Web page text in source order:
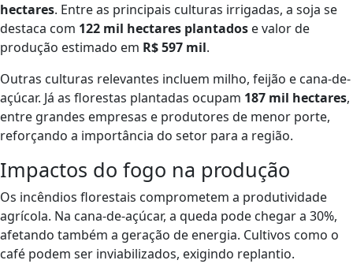
hectares. Entre as principais culturas irrigadas, a soja se
destaca com 122 mil hectares plantados e valor de
produção estimado em R$ 597 mil.
Outras culturas relevantes incluem milho, feijão e cana-de-
açúcar. Já as florestas plantadas ocupam 187 mil hectares,
entre grandes empresas e produtores de menor porte,
reforçando a importância do setor para a região.
Impactos do fogo na produção
Os incêndios florestais comprometem a produtividade
agrícola. Na cana-de-açúcar, a queda pode chegar a 30%,
afetando também a geração de energia. Cultivos como o
café podem ser inviabilizados, exigindo replantio.